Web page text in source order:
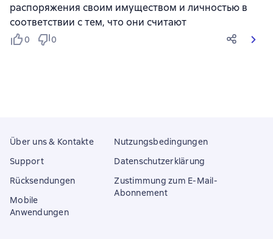
распоряжения своим имуществом и личностью в
соответствии с тем, что они считают
0 0
Über uns & Kontakte
Support
Rücksendungen
Mobile
Anwendungen
Nutzungsbedingungen
Datenschutzerklärung
Zustimmung zum E-Mail-
Abonnement